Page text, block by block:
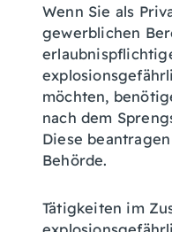
Wenn Sie als
gewerblichen
möchten,
nach dem
Diese
Behörde.
Tätigkeiten im